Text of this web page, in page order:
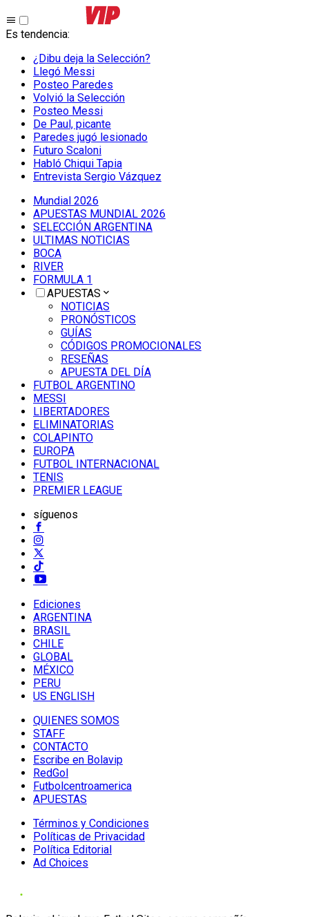
Es tendencia:
¿Dibu deja la Selección?
Llegó Messi
Posteo Paredes
Volvió la Selección
Posteo Messi
De Paul, picante
Paredes jugó lesionado
Futuro Scaloni
Habló Chiqui Tapia
Entrevista Sergio Vázquez
Mundial 2026
APUESTAS MUNDIAL 2026
SELECCIÓN ARGENTINA
ULTIMAS NOTICIAS
BOCA
RIVER
FORMULA 1
APUESTAS
NOTICIAS
PRONÓSTICOS
GUÍAS
CÓDIGOS PROMOCIONALES
RESEÑAS
APUESTA DEL DÍA
FUTBOL ARGENTINO
MESSI
LIBERTADORES
ELIMINATORIAS
COLAPINTO
EUROPA
FUTBOL INTERNACIONAL
TENIS
PREMIER LEAGUE
síguenos
Ediciones
ARGENTINA
BRASIL
CHILE
GLOBAL
MÉXICO
PERU
US ENGLISH
QUIENES SOMOS
STAFF
CONTACTO
Escribe en Bolavip
RedGol
Futbolcentroamerica
APUESTAS
Términos y Condiciones
Políticas de Privacidad
Política Editorial
Ad Choices